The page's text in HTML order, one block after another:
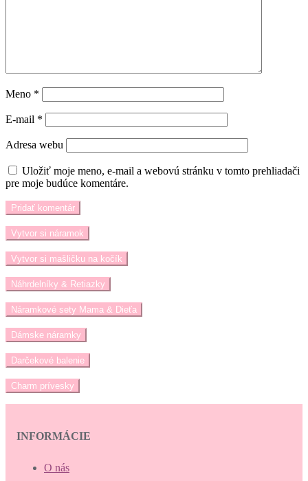
Meno *
E-mail *
Adresa webu
Uložiť moje meno, e-mail a webovú stránku v tomto prehliadači
pre moje budúce komentáre.
Vytvor si náramok
Vytvor si mašličku na kočík
Náhrdelníky & Retiazky
Náramkové sety Mama & Dieťa
Dámske náramky
Darčekové balenie
Charm prívesky
INFORMÁCIE
O nás